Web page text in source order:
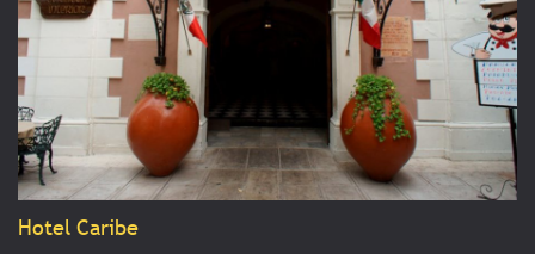
Hotel Caribe